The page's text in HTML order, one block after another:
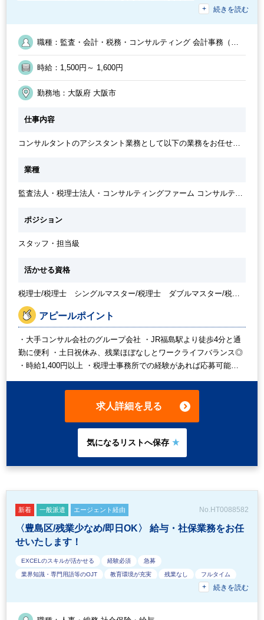
EXCELのスキルが活かせる 経験必須 Wワーク可能 急募 残業なし
フルタイム
時短OK
週数日OK（出勤日数相談可能） 駅から徒歩5分以内
勤務開始時間の相談OK 交通費支給
続きを読む
職種：監査・会計・税務・コンサルティング 会計事務（ア
シスタント業務） ／ 監査・会計・税務・コンサルティング
法人税・顧問業務（税務） ／ 監査・会計・税務・コンサル
ティング 会計監査
時給：1,500円～ 1,600円
勤務地：大阪府 大阪市
仕事内容
コンサルタントのアシスタント業務として以下の業務をお任せい
・給与計算業務、 ・クライアントからの各種問い合わせ対応 ・コ
ンサルタントのアシスタントとして業務補助など ※経験よりお任
業種
監査法人・税理士法人・コンサルティングファーム コンサルティ
ポジション
スタッフ・担当級
活かせる資格
税理士/税理士 シングルマスター/税理士 ダブルマスター/税理
士試験 １科目合格/税理士試験 ２科目合格/税理士試験 ３科目
合格/税理士試験 ４科目合格/日商簿記 １級
アピールポイント
・大手コンサル会社のグループ会社 ・JR福島駅より徒歩4分と通
勤に便利 ・土日祝休み、残業ほぼなしとワークライフバランス◎
・時給1,400円以上 ・税理士事務所での経験があれば応募可能で
求人詳細を見る
新着 一般派遣 エージェント経由 No.HT0088582
〈豊島区/残業少なめ/即日OK〉 給与・社保業務をお任
せいたします！
EXCELのスキルが活かせる 経験必須 急募
業界知識・専門用語等のOJT 教育環境が充実 残業なし フルタイム
ルーティンワークがメイン
9時30分出社OK ドリンクサービスあり 20代活躍中
パーテーション区切りあり
続きを読む